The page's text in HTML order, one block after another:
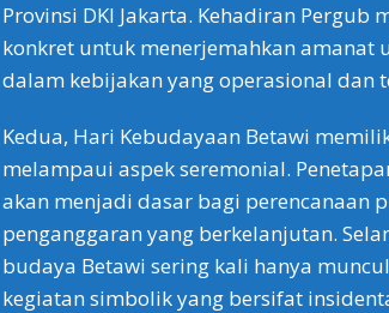
Provinsi DKI Jakarta. Kehadiran Pergub
konkret untuk menerjemahkan amanat
dalam kebijakan yang operasional dan
Kedua, Hari Kebudayaan Betawi
melampaui aspek seremonial.
akan menjadi dasar bagi perencanaan
penganggaran yang berkelanjutan.
budaya Betawi sering kali hanya
kegiatan simbolik yang bersifat